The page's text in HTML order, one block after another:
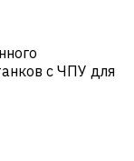
с ЧПУ для